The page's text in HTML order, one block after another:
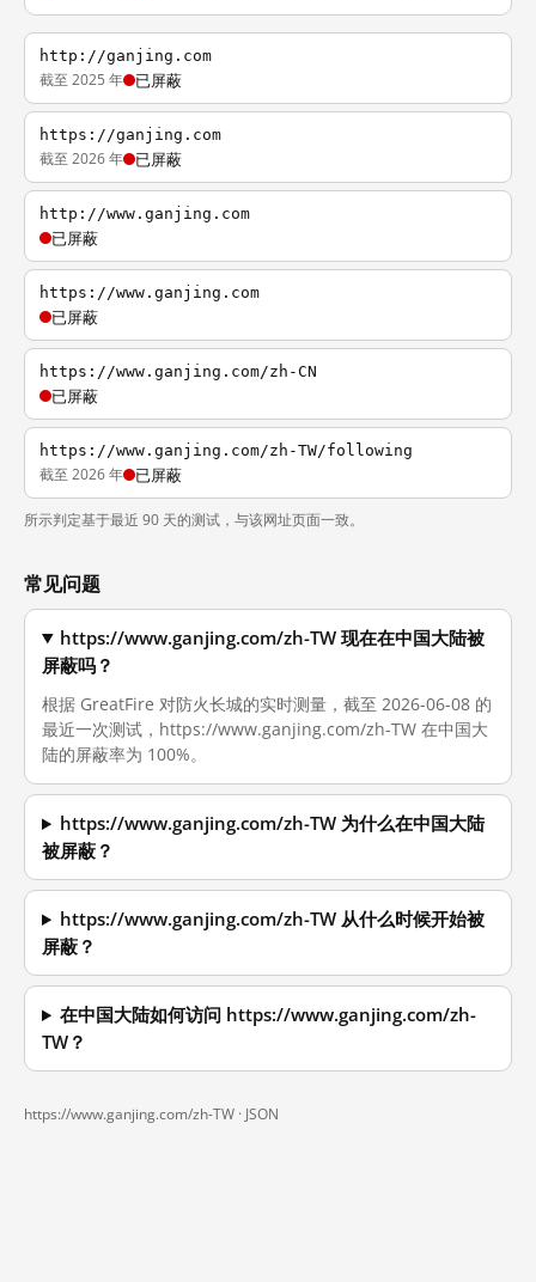
http://ganjing.com
截至 2025 年 已屏蔽
https://ganjing.com
截至 2026 年 已屏蔽
http://www.ganjing.com
已屏蔽
https://www.ganjing.com
已屏蔽
https://www.ganjing.com/zh-CN
已屏蔽
https://www.ganjing.com/zh-TW/following
截至 2026 年 已屏蔽
所示判定基于最近 90 天的测试，与该网址页面一致。
常见问题
https://www.ganjing.com/zh-TW 现在在中国大陆被
屏蔽吗？
根据 GreatFire 对防火长城的实时测量，截至 2026-06-08 的
最近一次测试，https://www.ganjing.com/zh-TW 在中国大
陆的屏蔽率为 100%。
https://www.ganjing.com/zh-TW 为什么在中国大陆
被屏蔽？
https://www.ganjing.com/zh-TW 从什么时候开始被
屏蔽？
在中国大陆如何访问 https://www.ganjing.com/zh-
TW？
https://www.ganjing.com/zh-TW · JSON